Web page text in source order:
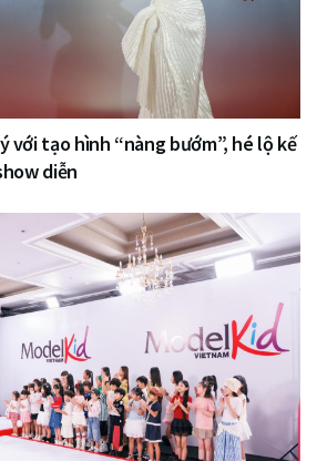
với tạo hình “nàng bướm”, hé lộ kế
diễn